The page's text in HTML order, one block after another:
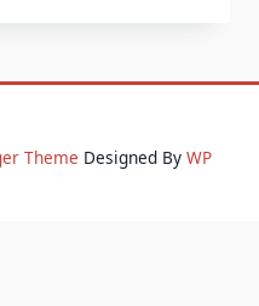
Theme Designed By WP